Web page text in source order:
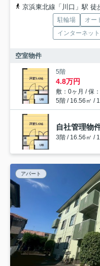
京浜東北線「川口」駅 徒
駐輪場
オー
インターネッ
空室物件
5階
4.8万円
敷：0ヶ月 / 保
5階 / 16.56㎡ /
自社管理物
3階 / 16.56㎡ /
アパート